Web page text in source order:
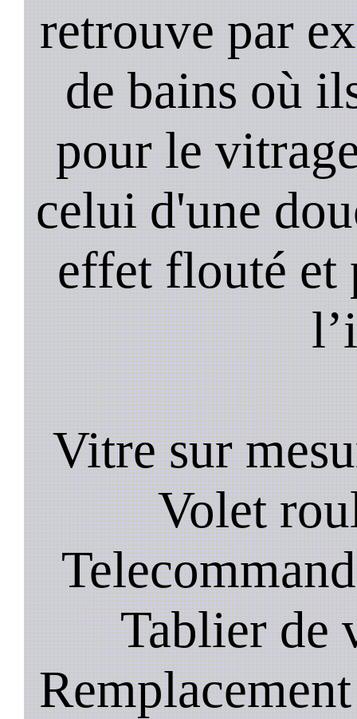
retrouve par
de bains où
pour le
celui d'une
effet flouté et
Vitre sur
Volet
Tablier de